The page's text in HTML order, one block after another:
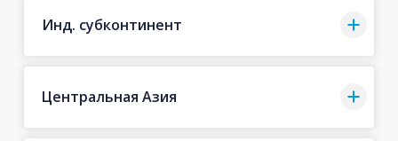
Инд. субконтинент
Центральная Азия